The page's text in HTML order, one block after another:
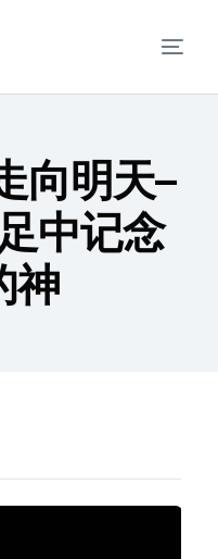
向明天–
中记念
神